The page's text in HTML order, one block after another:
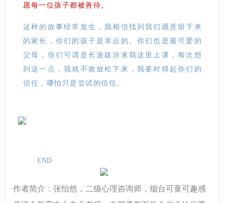
愿每一位孩子都被善待。
这样的故事经常发生，我相信找到我们愿意留下来
的家长，你们的孩子是幸运的。你们也是最可爱的
父母，你们可谓是长途跋涉来我这里上课，每次想
到这一点，我就不敢放松下来，我要对得起你们的
信任，哪怕只是尝试的信任。
END
作者简介：张怡然，二级心理咨询师， 烟台可童可趣感